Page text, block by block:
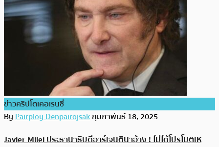
ข่าวคริปโตเคอเรนซี่
ByPairploy Denpairojsakกุมภาพันธ์ 18, 2025
Javier Milei ประธานาธิบดีอาร์เจนตินาอ้าง ! ไม่ได้โปรโมตเห